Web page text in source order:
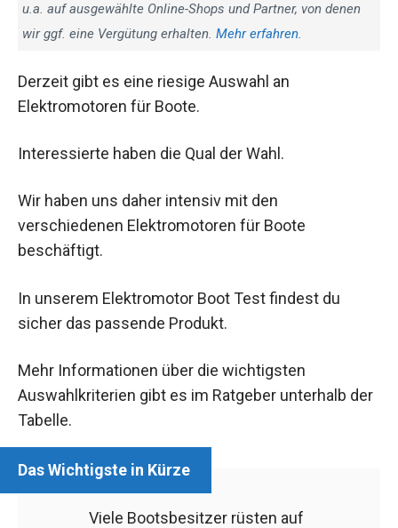
u.a. auf ausgewählte Online-Shops und Partner, von denen
wir ggf. eine Vergütung erhalten. Mehr erfahren.
Derzeit gibt es eine riesige Auswahl an
Elektromotoren für Boote.
Interessierte haben die Qual der Wahl.
Wir haben uns daher intensiv mit den
verschiedenen Elektromotoren für Boote
beschäftigt.
In unserem Elektromotor Boot Test findest du
sicher das passende Produkt.
Mehr Informationen über die wichtigsten
Auswahlkriterien gibt es im Ratgeber unterhalb der
Tabelle.
Viele Bootsbesitzer rüsten auf